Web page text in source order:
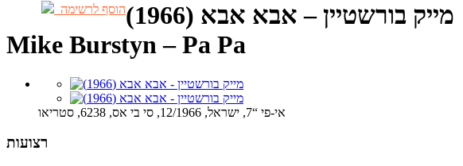
הוסף לרשימה
מייק בורשטיין – אבא אבא (1966)
Mike Burstyn – Pa Pa
אי-פי “7, ישראל, 12/1966, סי בי אס, 6238, סטריאו
רצועות